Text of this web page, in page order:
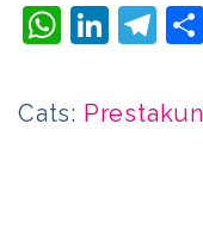
Cats: